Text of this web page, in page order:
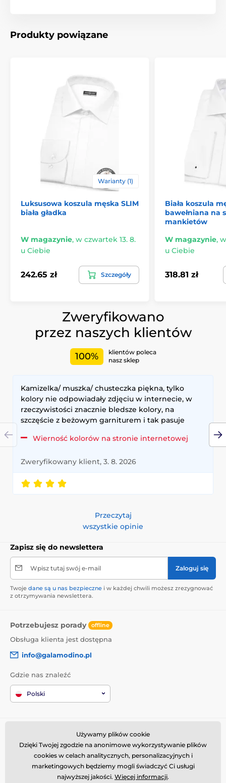
Produkty powiązane
Warianty (1)
Luksusowa koszula męska SLIM
biała gładka
W magazynie, w czwartek 13. 8.
u Ciebie
242.65 zł Szczegóły
Biała koszula
bawełniana na
mankietów
W magazynie,
u Ciebie
318.81 zł
Zweryfikowano
przez naszych klientów
100%
klientów poleca
nasz sklep
Kamizelka/ muszka/ chusteczka piękna, tylko
kolory nie odpowiadały zdjęciu w internecie, w
rzeczywistości znacznie bledsze kolory, na
szczęście z beżowym garniturem i tak pasuje
Wierność kolorów na stronie internetowej
Zweryfikowany klient, 3. 8. 2026
Przeczytaj
wszystkie opinie
Zapisz się do newslettera
Wpisz tutaj swój e-mail Zaloguj się
Twoje dane są u nas bezpieczne i w każdej chwili możesz zrezygnować
z otrzymywania newslettera.
Potrzebujesz porady offline
Obsługa klienta jest dostępna
info@galamodino.pl
Gdzie nas znaleźć
Polski
Informacje o zakupach
Regulamin zakupów
Zwroty i reklamacje
Kim jesteśmy
O nas
Dane kontaktowe
Współpraca z Galamodino
Używamy plików cookie
Dzięki Twojej zgodzie na anonimowe wykorzystywanie plików
cookies w celach analitycznych, personalizacyjnych i
marketingowych będziemy mogli świadczyć Ci usługi
najwyższej jakości. Więcej informacji.